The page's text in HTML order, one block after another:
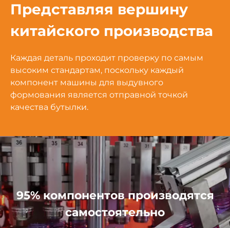
Представляя вершину
китайского производства
Каждая деталь проходит проверку по самым
высоким стандартам, поскольку каждый
компонент машины для выдувного
формования является отправной точкой
качества бутылки.
95% компонентов производятся
самостоятельно